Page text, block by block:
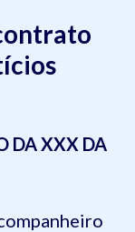
DA XXX DA